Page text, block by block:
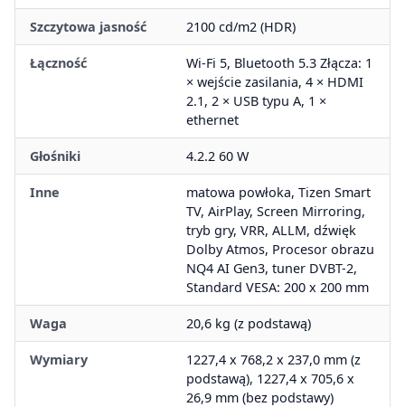
Szczytowa jasność 2100 cd/m2 (HDR)
Łączność
Wi-Fi 5, Bluetooth 5.3 Złącza: 1
× wejście zasilania, 4 × HDMI
2.1, 2 × USB typu A, 1 ×
ethernet
Głośniki 4.2.2 60 W
Inne
matowa powłoka, Tizen Smart
TV, AirPlay, Screen Mirroring,
tryb gry, VRR, ALLM, dźwięk
Dolby Atmos, Procesor obrazu
NQ4 AI Gen3, tuner DVBT-2,
Standard VESA: 200 x 200 mm
Waga 20,6 kg (z podstawą)
Wymiary
1227,4 x 768,2 x 237,0 mm (z
podstawą), 1227,4 x 705,6 x
26,9 mm (bez podstawy)